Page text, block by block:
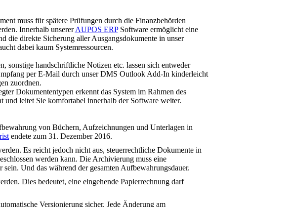
muss für spätere Prüfungen durch die Finanzbehörden
Innerhalb unsererAUPOS ERPSoftware ermöglicht eine
die direkte Sicherung aller Ausgangsdokumente in unser
dabei kaum Systemressourcen.
sonstige handschriftliche Notizen etc. lassen sich entweder
per E-Mail durch unser DMS Outlook Add-In kinderleicht
zuordnen.
Dokumententypen erkennt das System im Rahmen des
und leitet Sie komfortabel innerhalb der Software weiter.
von Büchern, Aufzeichnungen und Unterlagen in
endete zum 31. Dezember 2016.
Es reicht jedoch nicht aus, steuerrechtliche Dokumente in
werden kann. Die Archivierung muss eine
Und das während der gesamten Aufbewahrungsdauer.
Dies bedeutet, eine eingehende Papierrechnung darf
Versionierung sicher. Jede Änderung am